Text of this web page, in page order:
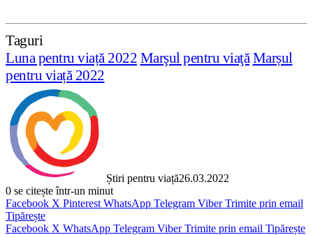
Taguri
Luna pentru viață 2022 Marşul pentru viaţă Marșul
pentru viață 2022
Știri pentru viață26.03.2022
0 se citește într-un minut
Facebook X Pinterest WhatsApp Telegram Viber Trimite prin email
Tipărește
Facebook X WhatsApp Telegram Viber Trimite prin email Tipărește